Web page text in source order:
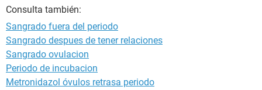
Consulta también:
Sangrado fuera del periodo
Sangrado despues de tener relaciones
Sangrado ovulacion
Periodo de incubacion
Metronidazol óvulos retrasa periodo